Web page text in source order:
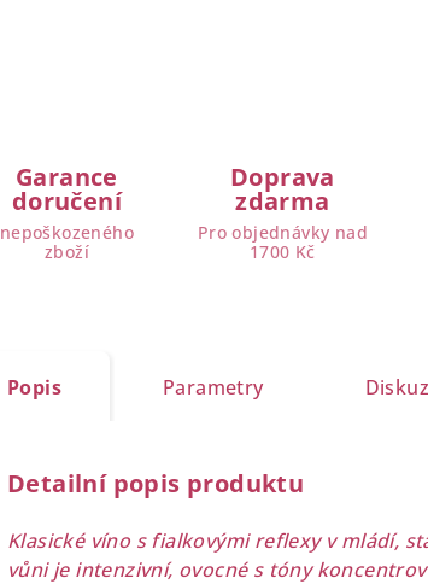
Garance
doručení
nepoškozeného
zboží
Doprava
zdarma
Pro objednávky nad
1700 Kč
Popis Parametry
Detailní popis produktu
Klasické víno s fialkovými reflexy v mládí,
vůni je intenzivní, ovocné s tóny